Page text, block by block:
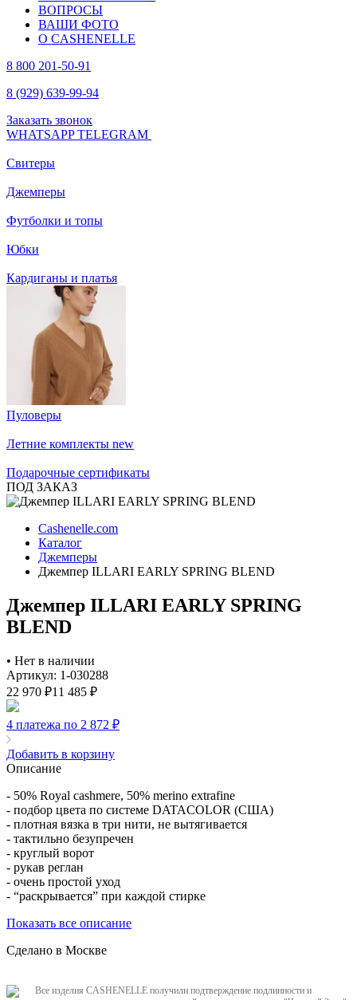
ВОПРОСЫ
ВАШИ ФОТО
О CASHENELLE
8 800 201-50-91
8 (929) 639-99-94
Заказать звонок
WHATSAPPTELEGRAM
Свитеры
Джемперы
Футболки и топы
Юбки
Кардиганы и платья
Пуловеры
Летние комплекты new
Подарочные сертификаты
ПОД ЗАКАЗ
Cashenelle.com
Каталог
Джемперы
Джемпер ILLARI EARLY SPRING BLEND
Джемпер ILLARI EARLY SPRING
BLEND
• Нет в наличии
Артикул: 1-030288
22 970 ₽11 485 ₽
4 платежа по 2 872 ₽
Добавить в корзину
Описание
- 50% Royal cashmere, 50% merino extrafine
- подбор цвета по системе DATACOLOR (США)
- плотная вязка в три нити, не вытягивается
- тактильно безупречен
- круглый ворот
- рукав реглан
- очень простой уход
- “раскрывается” при каждой стирке
Показать все описание
Сделано в Москве
Все изделия CASHENELLE получили подтверждение подлинности и